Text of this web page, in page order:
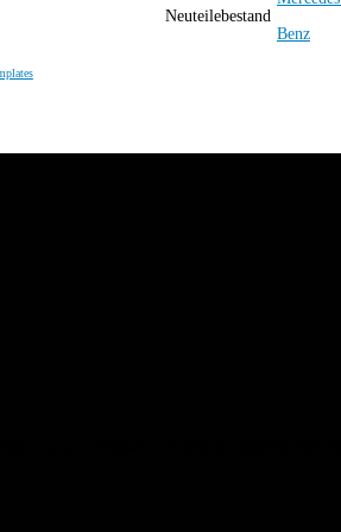
Neuteilebestand
Benz
zu verbessern (Tracking Cookies). Sie